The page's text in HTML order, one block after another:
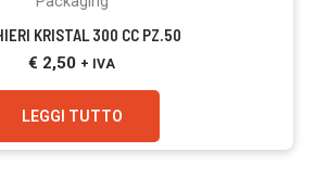
KRISTAL 300 CC PZ.50
€ 2,50 + IVA
LEGGI TUTTO